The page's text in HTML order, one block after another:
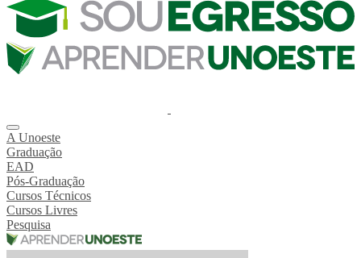
A Unoeste
Graduação
EAD
Pós-Graduação
Cursos Técnicos
Cursos Livres
Pesquisa